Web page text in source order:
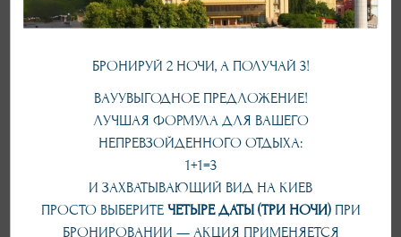
холодильник
чайник и чайный набор
капсульная кофемашина и кофейные капсулы
бесплатный WI-FI до 20 Мбит/с
БРОНИРУЙ 2 НОЧИ, А ПОЛУЧАЙ 3!
ВАУУВЫГОДНОЕ ПРЕДЛОЖЕНИЕ!
ЛУЧШАЯ ФОРМУЛА ДЛЯ ВАШЕГО
НЕПРЕВЗОЙДЕННОГО ОТДЫХА:
1+1=3
И ЗАХВАТЫВАЮЩИЙ ВИД НА КИЕВ
ПРОСТО ВЫБЕРИТЕ ЧЕТЫРЕ ДАТЫ (ТРИ НОЧИ)ПРИ
БРОНИРОВАНИИ — АКЦИЯ ПРИМЕНЯЕТСЯ